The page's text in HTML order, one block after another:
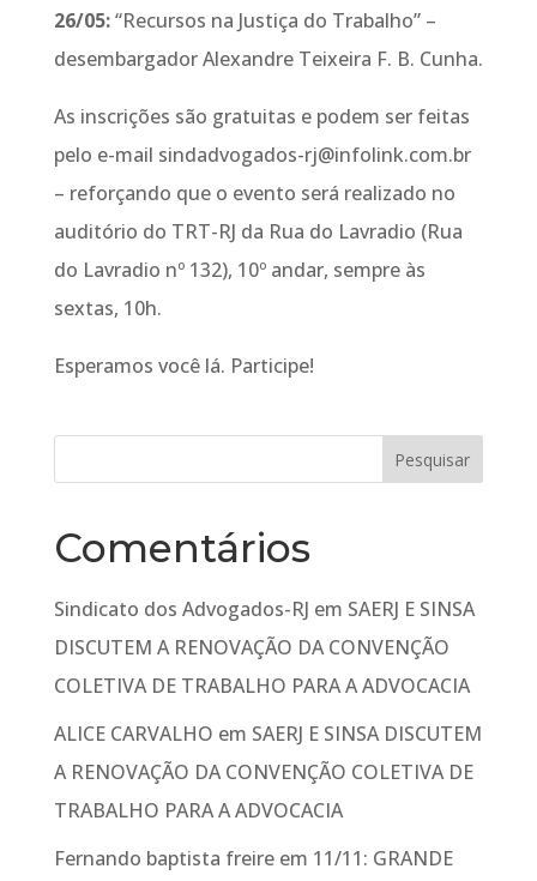
26/05:“Recursos na Justiça do Trabalho” –
desembargador Alexandre Teixeira F. B. Cunha.
As inscrições são gratuitas e podem ser feitas
pelo e-mail sindadvogados-rj@infolink.com.br
– reforçando que o evento será realizado no
auditório do TRT-RJ da Rua do Lavradio (Rua
do Lavradio nº 132), 10º andar, sempre às
sextas, 10h.
Esperamos você lá. Participe!
Comentários
Sindicato dos Advogados-RJ em SAERJ E SINSA
DISCUTEM A RENOVAÇÃO DA CONVENÇÃO
COLETIVA DE TRABALHO PARA A ADVOCACIA
ALICE CARVALHO em SAERJ E SINSA DISCUTEM
A RENOVAÇÃO DA CONVENÇÃO COLETIVA DE
TRABALHO PARA A ADVOCACIA
Fernando baptista freireem 11/11: GRANDE